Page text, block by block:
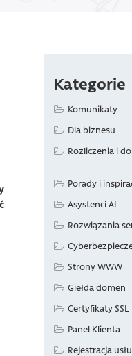
Kategorie
Komunikaty
Dla biznesu
Rozliczenia i
Porady i
Asystenci AI
Rozwiązania
Strony WWW
Giełda domen
Certyfikaty SSL
Panel Klienta
Rejestracja